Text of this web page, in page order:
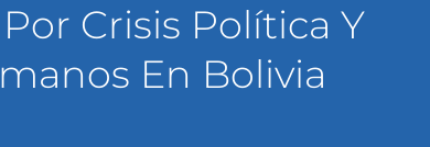
Crisis Política Y
En Bolivia